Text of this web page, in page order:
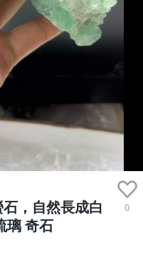
，自然長成白
璃 奇石
0